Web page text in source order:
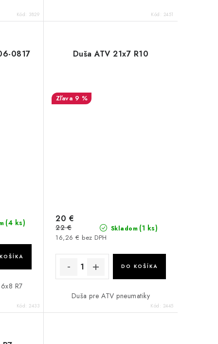
Kód: 3829 Kód: 2451
0817
(4 ks)
R7
Kód: 2433
Duša ATV 21x7 R10
9 %
Skladom (1 ks)
16,26 € bez DPH
20 €
22 €
DO KOŠÍKA
Duša pre ATV pneumatiky
Kód: 2445